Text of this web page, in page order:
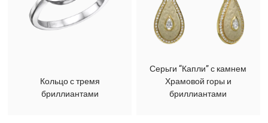
Кольцо с тремя
бриллиантами
Серьги “Капли” с камнем
Храмовой горы и
бриллиантами